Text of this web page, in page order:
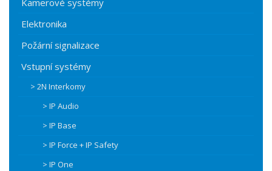
Kamerové systémy
Elektronika
Požární signalizace
Vstupní systémy
> 2N Interkomy
> IP Audio
> IP Base
> IP Force + IP Safety
> IP One